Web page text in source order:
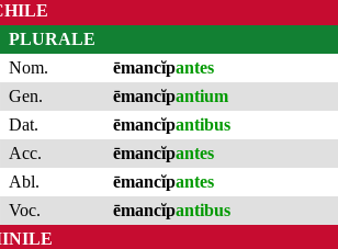
PLURALE
Nom.
ēmancĭpantes
Gen.
ēmancĭpantium
Dat.
ēmancĭpantibus
Acc.
ēmancĭpantes
Abl.
ēmancĭpantes
Voc.
ēmancĭpantibus